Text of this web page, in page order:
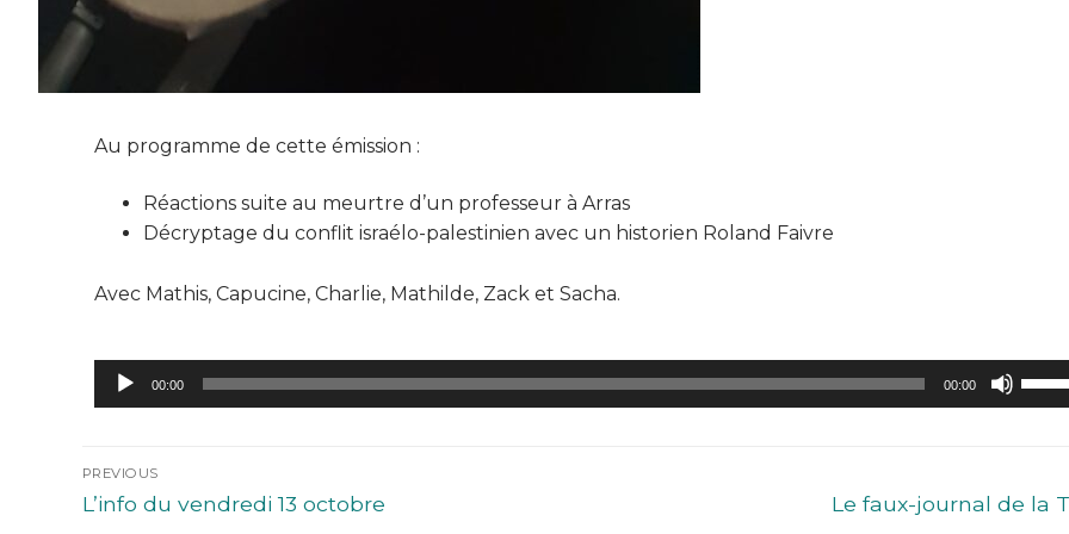
Au programme de cette émission :
Réactions suite au meurtre d’un professeur à Arras
Décryptage du conflit israélo-palestinien avec un historien Roland Faivre
Avec Mathis, Capucine, Charlie, Mathilde, Zack et Sacha.
Lecteur
audio
00:00 00:00
les
pour
PREVIOUS
L’info du vendredi 13 octobre Le faux-journal de la